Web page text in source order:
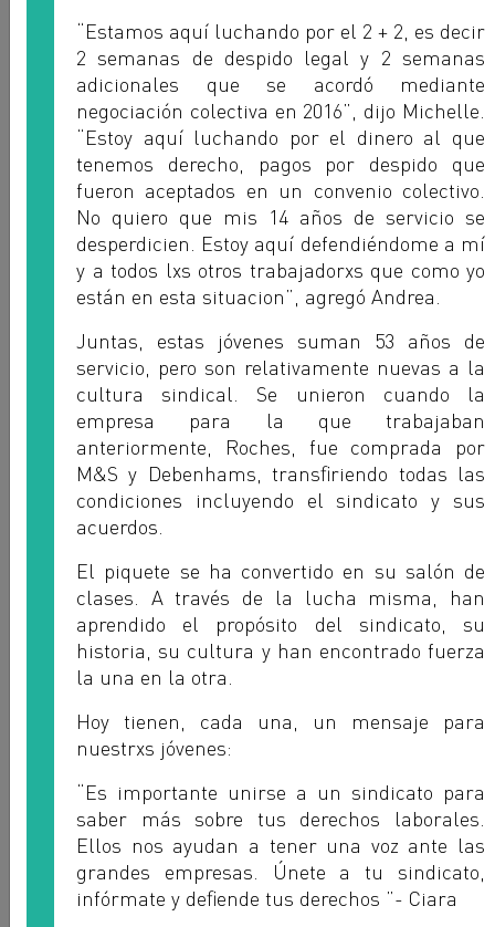
Marco Lopez
FUVA - ARGENTINA
Paula Ratto
SATSAID - ARGENTINA
“Estamos aquí luchando por el 2 + 2, es decir
2 semanas de despido legal y 2 semanas
adicionales que se acordó mediante
negociación colectiva en 2016”, dijo Michelle.
“Estoy aquí luchando por el dinero al que
tenemos derecho, pagos por despido que
fueron aceptados en un convenio colectivo.
No quiero que mis 14 años de servicio se
desperdicien. Estoy aquí defendiéndome a mí
y a todos lxs otros trabajadorxs que como yo
están en esta situacion”, agregó Andrea.
Juntas, estas jóvenes suman 53 años de
servicio, pero son relativamente nuevas a la
cultura sindical. Se unieron cuando la
empresa para la que trabajaban
anteriormente, Roches, fue comprada por
M&S y Debenhams, transfiriendo todas las
condiciones incluyendo el sindicato y sus
acuerdos.
El piquete se ha convertido en su salón de
clases. A través de la lucha misma, han
aprendido el propósito del sindicato, su
historia, su cultura y han encontrado fuerza
la una en la otra.
Hoy tienen, cada una, un mensaje para
nuestrxs jóvenes:
“Es importante unirse a un sindicato para
saber más sobre tus derechos laborales.
Ellos nos ayudan a tener una voz ante las
grandes empresas. Únete a tu sindicato,
infórmate y defiende tus derechos ”- Ciara